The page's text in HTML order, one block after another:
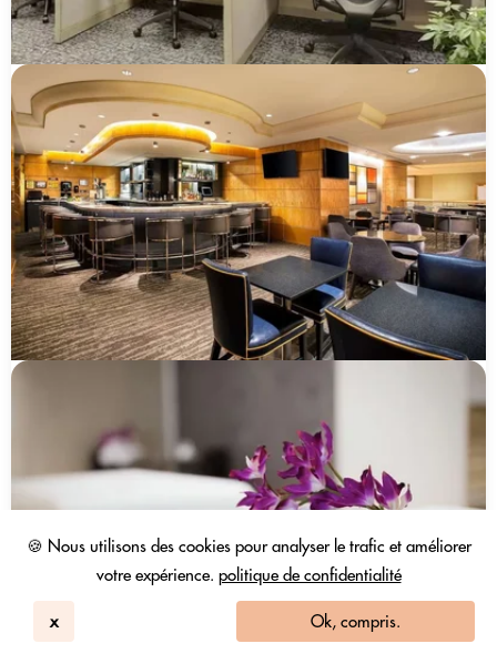
🍪 Nous utilisons des cookies pour analyser le trafic et améliorer
votre expérience. politique de confidentialité
x Ok, compris.